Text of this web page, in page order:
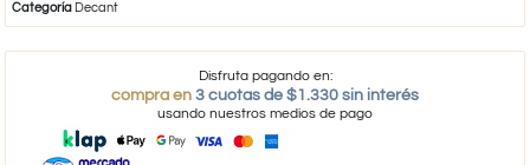
Categoría Decant
Disfruta pagando en:
compra en 3 cuotas de $1.330 sin interés
usando nuestros medios de pago